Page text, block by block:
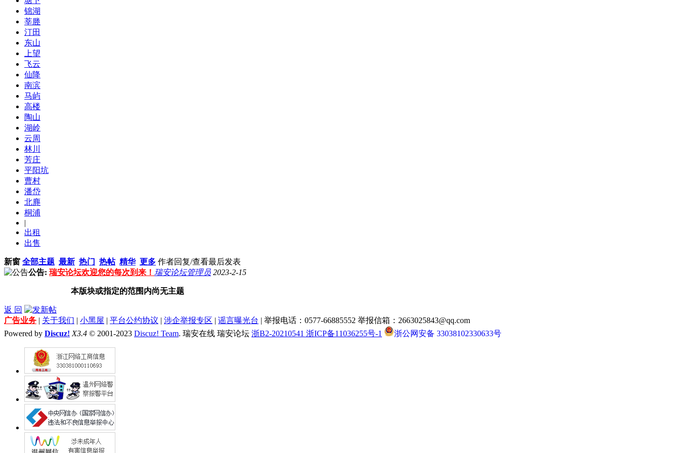
锦湖
莘塍
汀田
东山
上望
飞云
仙降
南滨
马屿
高楼
陶山
湖岭
云周
林川
芳庄
平阳坑
曹村
潘岱
北麂
桐浦
|
出租
出售
新窗 全部主题 最新 热门 热帖 精华 更多 作者回复/查看最后发表
公告: 瑞安论坛欢迎您的每次到来！ 瑞安论坛管理员 2023-2-15
本版块或指定的范围内尚无主题
返 回
广告业务 | 关于我们 | 小黑屋 | 平台公约协议 | 涉企举报专区 | 谣言曝光台 | 举报电话：0577-66885552 举报信箱：2663025843@qq.com
Powered by Discuz! X3.4 © 2001-2023 Discuz! Team. 瑞安在线 瑞安论坛 浙B2-20210541 浙ICP备11036255号-1 浙公网安备 33038102330633号